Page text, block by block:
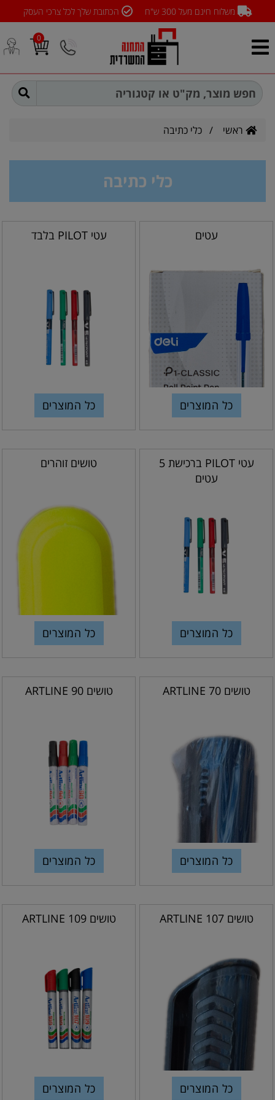
משלוח חינם מעל 300 ש"ח הכתובת שלך לכל צרכי העסק
0
ראשי / כלי כתיבה
כלי כתיבה
עטים
כל המוצרים
עטי PILOT בלבד
כל המוצרים
עטי PILOT ברכישת 5
עטים
כל המוצרים
טושים זוהרים
כל המוצרים
טושים ARTLINE 70
כל המוצרים
טושים ARTLINE 90
כל המוצרים
טושים ARTLINE 107
כל המוצרים
טושים ARTLINE 109
כל המוצרים